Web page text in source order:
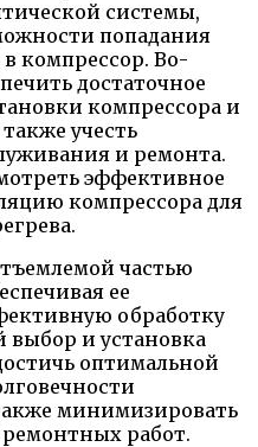
системы,
попадания
компрессор. Во-
достаточное
компрессора и
учесть
и ремонта.
эффективное
компрессора для
частью
ее
обработку
и установка
оптимальной
минимизировать
работ.